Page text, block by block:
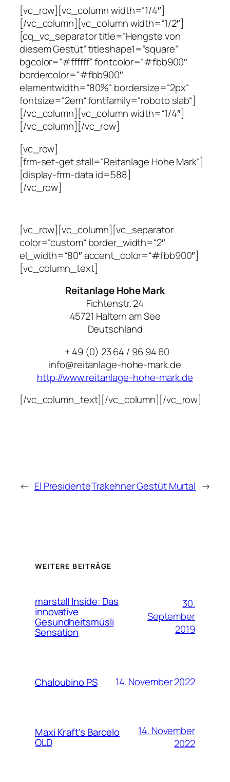
[vc_row][vc_column width=“1/4″]
[/vc_column][vc_column width=“1/2″]
[cq_vc_separator title=“Hengste von
diesem Gestüt“ titleshape1=“square“
bgcolor=“#ffffff“ fontcolor=“#fbb900″
bordercolor=“#fbb900″
elementwidth=“80%“ bordersize=“2px“
fontsize=“2em“ fontfamily=“roboto slab“]
[/vc_column][vc_column width=“1/4″]
[/vc_column][/vc_row]
[vc_row]
[frm-set-get stall=“Reitanlage Hohe Mark“]
[display-frm-data id=588]
[/vc_row]
[vc_row][vc_column][vc_separator
color=“custom“ border_width=“2″
el_width=“80″ accent_color=“#fbb900″]
[vc_column_text]
Reitanlage Hohe Mark
Fichtenstr. 24
45721 Haltern am See
Deutschland
+ 49 (0) 23 64 / 96 94 60
info@reitanlage-hohe-mark.de
http://www.reitanlage-hohe-mark.de
[/vc_column_text][/vc_column][/vc_row]
← El PresidenteTrakehner Gestüt Murtal →
WEITERE BEITRÄGE
marstall Inside: Das
innovative
Gesundheitsmüsli
Sensation
30.
September
2019
Chaloubino PS 14. November 2022
Maxi Kraft’s Barcelo
OLD
14. November
2022